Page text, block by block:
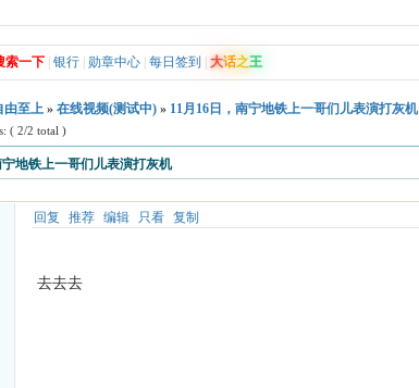
索一下 银行 勋章中心 每日签到 大话之王
由至上 » 在线视频(测试中) » 11月16日，南宁地铁上一哥们儿表演打灰机
( 2/2 total )
宁地铁上一哥们儿表演打灰机
回复 推荐 编辑 只看 复制
去去去